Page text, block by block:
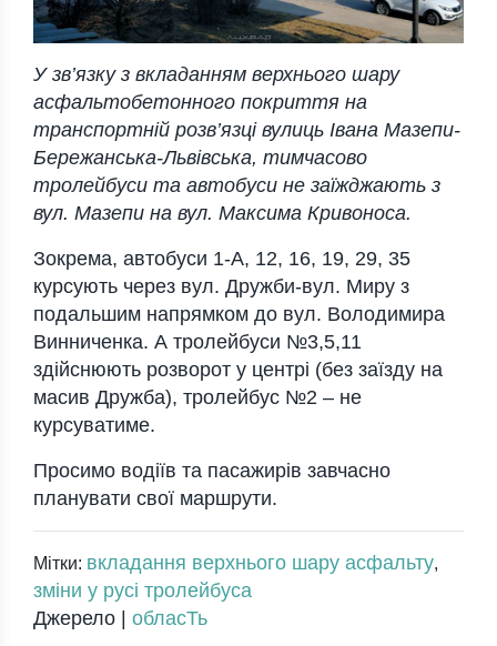
У зв’язку з вкладанням верхнього шару
асфальтобетонного покриття на
транспортній розв’язці вулиць Івана Мазепи-
Бережанська-Львівська, тимчасово
тролейбуси та автобуси не заїжджають з
вул. Мазепи на вул. Максима Кривоноса.
Зокрема, автобуси 1-А, 12, 16, 19, 29, 35
курсують через вул. Дружби-вул. Миру з
подальшим напрямком до вул. Володимира
Винниченка. А тролейбуси №3,5,11
здійснюють розворот у центрі (без заїзду на
масив Дружба), тролейбус №2 – не
курсуватиме.
Просимо водіїв та пасажирів завчасно
планувати свої маршрути.
Мітки: вкладання верхнього шару асфальту,
зміни у русі тролейбуса
Джерело | обласТь